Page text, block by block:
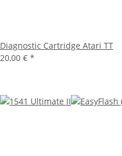
Diagnostic Cartridge Atari TT
20,00 € *